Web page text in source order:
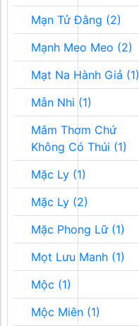
Mạn Tử Đằng (2)
Mạnh Meo Meo (2)
Mạt Na Hành Giả (1)
Mẫn Nhi (1)
Mắm Thơm Chứ
Không Có Thúi (1)
Mặc Ly (1)
Mặc Ly (2)
Mặc Phong Lữ (1)
Mọt Lưu Manh (1)
Mộc (1)
Mộc Miên (1)